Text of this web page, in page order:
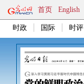
首页 English
时政 国际 时评